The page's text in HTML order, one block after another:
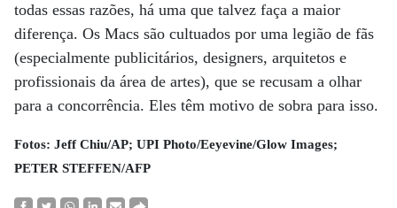
todas essas razões, há uma que talvez faça a maior
diferença. Os Macs são cultuados por uma legião de fãs
(especialmente publicitários, designers, arquitetos e
profissionais da área de artes), que se recusam a olhar
para a concorrência. Eles têm motivo de sobra para isso.
Fotos: Jeff Chiu/AP; UPI Photo/Eeyevine/Glow Images;
PETER STEFFEN/AFP